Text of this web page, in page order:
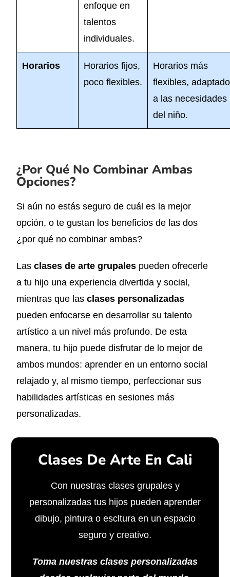
enfoque en
talentos
individuales.
Horarios
Horarios fijos,
poco flexibles.
Horarios más
flexibles,
a las necesidades
del niño.
¿Por Qué No Combinar Ambas
Opciones?
Si aún no estás seguro de cuál es la mejor
opción, o te gustan los beneficios de las dos
¿por qué no combinar ambas?
Lasclases de arte grupales pueden ofrecerle
a tu hijo una experiencia divertida y social,
mientras que lasclases personalizadas
pueden enfocarse en desarrollar su talento
artístico a un nivel más profundo. De esta
manera, tu hijo puede disfrutar de lo mejor de
ambos mundos: aprender en un entorno social
relajado y, al mismo tiempo, perfeccionar sus
habilidades artísticas en sesiones más
personalizadas.
Clases De Arte En Cali
Con nuestras clases grupales y
personalizadas tus hijos pueden aprender
dibujo, pintura o escltura en un espacio
seguro y creativo.
Toma nuestras clases personalizadas